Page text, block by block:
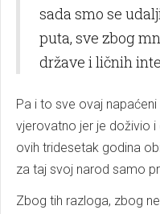
sada smo se
puta, sve zbog
države i ličnih
Pa i to sve ovaj
vjerovatno jer je doživio
ovih tridesetak godina
za taj svoj narod samo
Zbog tih razloga, zbog